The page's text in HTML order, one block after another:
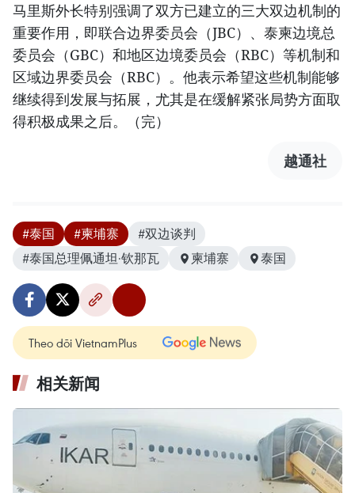
马里斯外长特别强调了双方已建立的三大双边机制的
重要作用，即联合边界委员会（JBC）、泰柬边境总
委员会（GBC）和地区边境委员会（RBC）等机制和
区域边界委员会（RBC）。他表示希望这些机制能够
继续得到发展与拓展，尤其是在缓解紧张局势方面取
得积极成果之后。（完）
越通社
#泰国 #柬埔寨
#双边谈判
#泰国总理佩通坦·钦那瓦
柬埔寨 泰国
Theo dõi VietnamPlus
相关新闻